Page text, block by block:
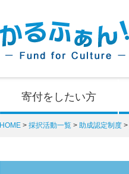
寄付をしたい方
HOME 採択活動一覧 助成認定制度